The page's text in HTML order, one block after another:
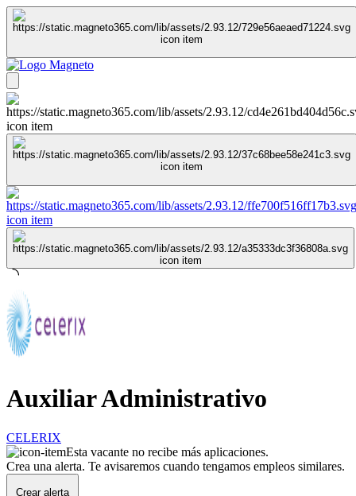
Auxiliar Administrativo
CELERIX
Esta vacante no recibe más aplicaciones.
Crea una alerta. Te avisaremos cuando tengamos empleos similares.
Crear alerta